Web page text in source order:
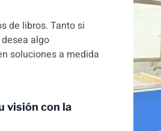
de libros. Tanto si
algo
soluciones a medida
visión con la